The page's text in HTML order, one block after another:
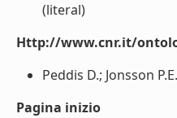
(literal)
Http://www.cnr.it/
Peddis D.; Jonsson
Pagina inizio